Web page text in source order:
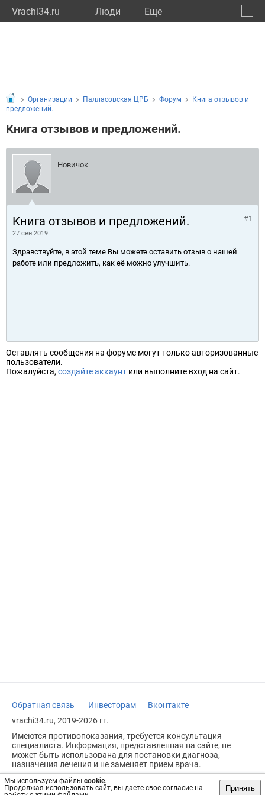
Vrachi34.ru Люди Eще
Мы используем файлы cookie.
Продолжая использовать сайт, вы даете свое согласие на
Принять
Организации Палласовская ЦРБ Форум
Книга отзывов и
предложений.
Книга отзывов и предложений.
Новичок
Книга отзывов и предложений.
27 сен 2019
#1
Здравствуйте, в этой теме Вы можете оставить отзыв о нашей
работе или предложить, как её можно улучшить.
Оставлять сообщения на форуме могут только авторизованные
пользователи.
Пожалуйста, создайте аккаунт или выполните вход на сайт.
Обратная связь Инвесторам
Вконтакте
vrachi34.ru, 2019-2026 гг.
Имеются противопоказания, требуется консультация
специалиста. Информация, представленная на сайте, не
может быть использована для постановки диагноза,
назначения лечения и не заменяет прием врача.
Возрастное ограничение: 18+